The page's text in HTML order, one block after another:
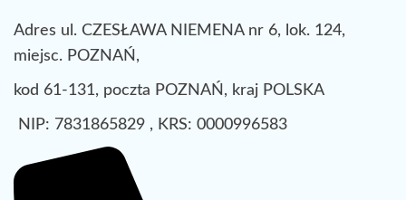
Adres ul. CZESŁAWA NIEMENA nr 6, lok. 124,
miejsc. POZNAŃ,
kod 61-131, poczta POZNAŃ, kraj POLSKA
NIP: 7831865829 , KRS: 0000996583